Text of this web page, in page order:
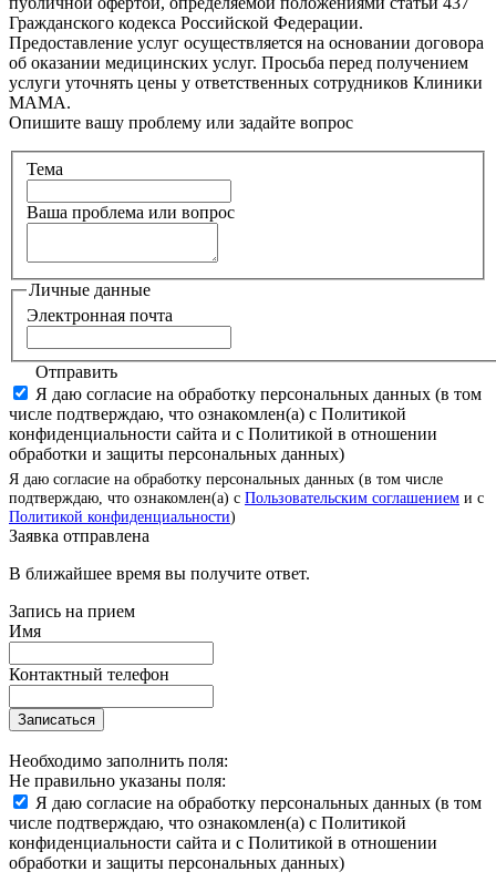
Гражданского кодекса Российской Федерации.
Предоставление услуг осуществляется на основании договора
об оказании медицинских услуг. Просьба перед получением
услуги уточнять цены у ответственных сотрудников Клиники
МАМА.
Опишите вашу проблему или задайте вопрос
Тема
Ваша проблема или вопрос
Личные данные
Электронная почта
Отправить
Я даю согласие на обработку персональных данных (в том
числе подтверждаю, что ознакомлен(а) с Политикой
конфиденциальности сайта и с Политикой в отношении
обработки и защиты персональных данных)
Я даю согласие на обработку персональных данных (в том числе
подтверждаю, что ознакомлен(а) с Пользовательским соглашением и с
Политикой конфиденциальности)
Заявка отправлена
В ближайшее время вы получите ответ.
Запись на прием
Имя
Контактный телефон
Записаться
Необходимо заполнить поля:
Не правильно указаны поля:
Я даю согласие на обработку персональных данных (в том
числе подтверждаю, что ознакомлен(а) с Политикой
конфиденциальности сайта и с Политикой в отношении
обработки и защиты персональных данных)